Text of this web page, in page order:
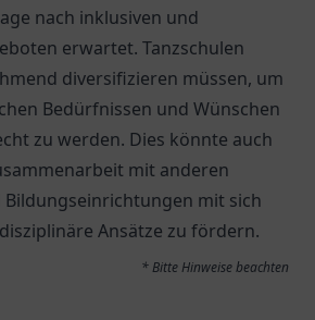
nach inklusiven und
erwartet. Tanzschulen
diversifizieren müssen, um
Bedürfnissen und Wünschen
zu werden. Dies könnte auch
mit anderen
mit sich
Ansätze zu fördern.
* Bitte Hinweise beachten